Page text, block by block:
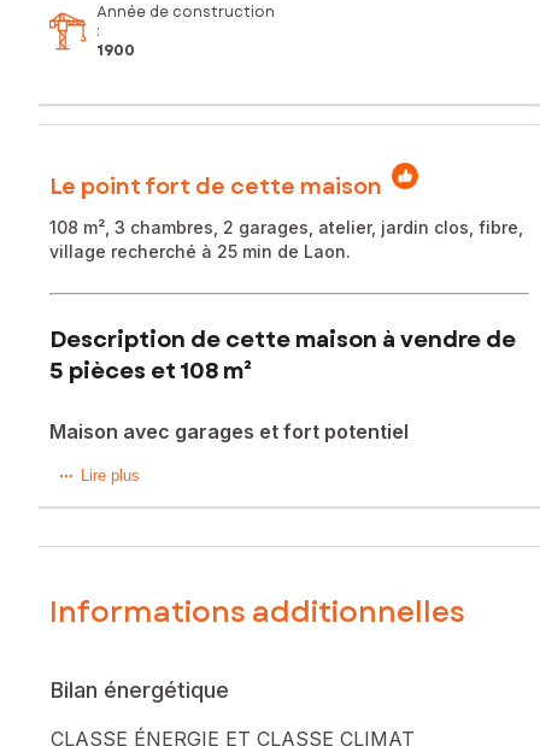
Année de construction
:
1900
Le point fort de cette maison
108 m², 3 chambres, 2 garages, atelier, jardin clos, fibre,
village recherché à 25 min de Laon.
Description de cette maison à vendre de
5 pièces et 108 m²
Maison avec garages et fort potentiel
À la recherche d'un bien offrant du caractère, du potentiel
l'Aisne réputé pour son environnement préservé et la
Monaco.
pièces dont 3 chambres. Anciennement exploitée en deux
jour pour retrouver une organisation adaptée à une vie de
Lire plus
Informations additionnelles
Bilan énergétique
CLASSE ÉNERGIE ET CLASSE CLIMAT